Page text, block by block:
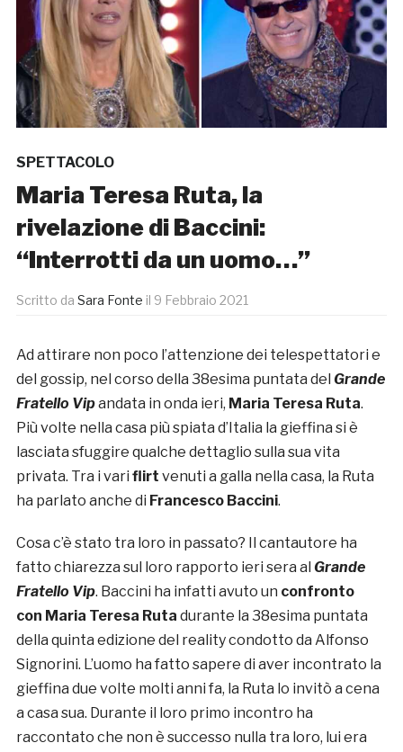
SPETTACOLO
Maria Teresa Ruta, la
rivelazione di Baccini:
“Interrotti da un uomo…”
Scritto da Sara Fonte il 9 Febbraio 2021
Ad attirare non poco l’attenzione dei telespettatori e
del gossip, nel corso della 38esima puntata del Grande
Fratello Vipandata in onda ieri, Maria Teresa Ruta.
Più volte nella casa più spiata d’Italia la gieffina si è
lasciata sfuggire qualche dettaglio sulla sua vita
privata. Tra i vari flirt venuti a galla nella casa, la Ruta
ha parlato anche di Francesco Baccini.
Cosa c’è stato tra loro in passato? Il cantautore ha
fatto chiarezza sul loro rapporto ieri sera al Grande
Fratello Vip. Baccini ha infatti avuto un confronto
con Maria Teresa Ruta durante la 38esima puntata
della quinta edizione del reality condotto da Alfonso
Signorini. L’uomo ha fatto sapere di aver incontrato la
gieffina due volte molti anni fa, la Ruta lo invitò a cena
a casa sua. Durante il loro primo incontro ha
raccontato che non è successo nulla tra loro, lui era